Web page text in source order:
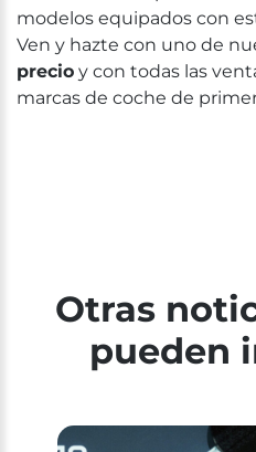
modelos equipados con
Ven y hazte con uno de
precio y con todas las
marcas de coche de
Otras
pueden